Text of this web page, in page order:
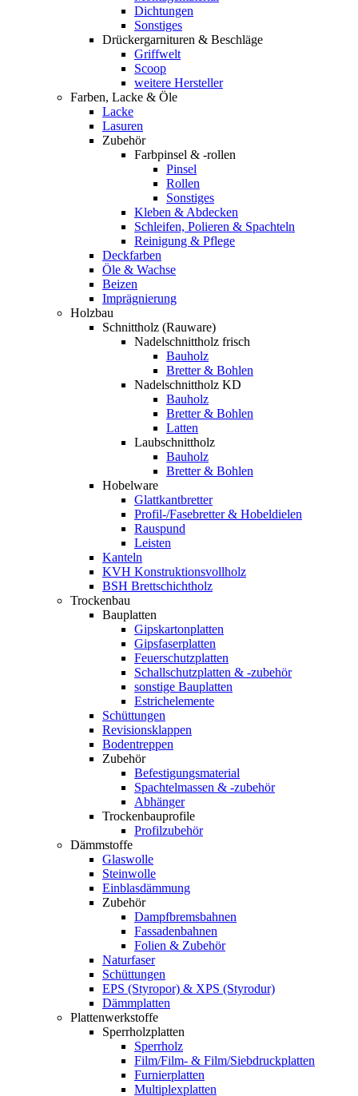
Dichtungen
Sonstiges
Drückergarnituren & Beschläge
Griffwelt
Scoop
weitere Hersteller
Farben, Lacke & Öle
Lacke
Lasuren
Zubehör
Farbpinsel & -rollen
Pinsel
Rollen
Sonstiges
Kleben & Abdecken
Schleifen, Polieren & Spachteln
Reinigung & Pflege
Deckfarben
Öle & Wachse
Beizen
Imprägnierung
Holzbau
Schnittholz (Rauware)
Nadelschnittholz frisch
Bauholz
Bretter & Bohlen
Nadelschnittholz KD
Bauholz
Bretter & Bohlen
Latten
Laubschnittholz
Bauholz
Bretter & Bohlen
Hobelware
Glattkantbretter
Profil-/Fasebretter & Hobeldielen
Rauspund
Leisten
Kanteln
KVH Konstruktionsvollholz
BSH Brettschichtholz
Trockenbau
Bauplatten
Gipskartonplatten
Gipsfaserplatten
Feuerschutzplatten
Schallschutzplatten & -zubehör
sonstige Bauplatten
Estrichelemente
Schüttungen
Revisionsklappen
Bodentreppen
Zubehör
Befestigungsmaterial
Spachtelmassen & -zubehör
Abhänger
Trockenbauprofile
Profilzubehör
Dämmstoffe
Glaswolle
Steinwolle
Einblasdämmung
Zubehör
Dampfbremsbahnen
Fassadenbahnen
Folien & Zubehör
Naturfaser
Schüttungen
EPS (Styropor) & XPS (Styrodur)
Dämmplatten
Plattenwerkstoffe
Sperrholzplatten
Sperrholz
Film/Film- & Film/Siebdruckplatten
Furnierplatten
Multiplexplatten